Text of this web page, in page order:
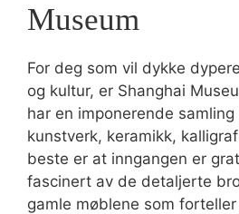
Museum
For deg som vil dykke
og kultur, er Shanghai
har en imponerende samling
kunstverk, keramikk,
beste er at inngangen er
fascinert av de detaljerte
gamle møblene som